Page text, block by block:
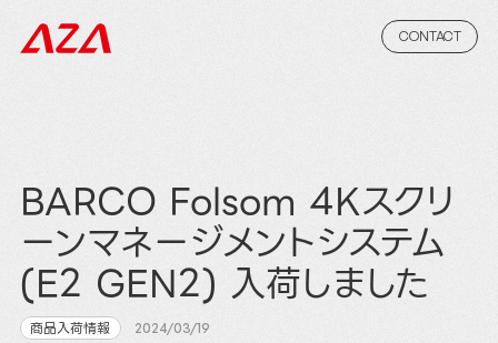
CONTACT
BARCO Folsom 4Kスクリ
ーンマネージメントシステム
(E2 GEN2) 入荷しました
商品入荷情報 2024/03/19